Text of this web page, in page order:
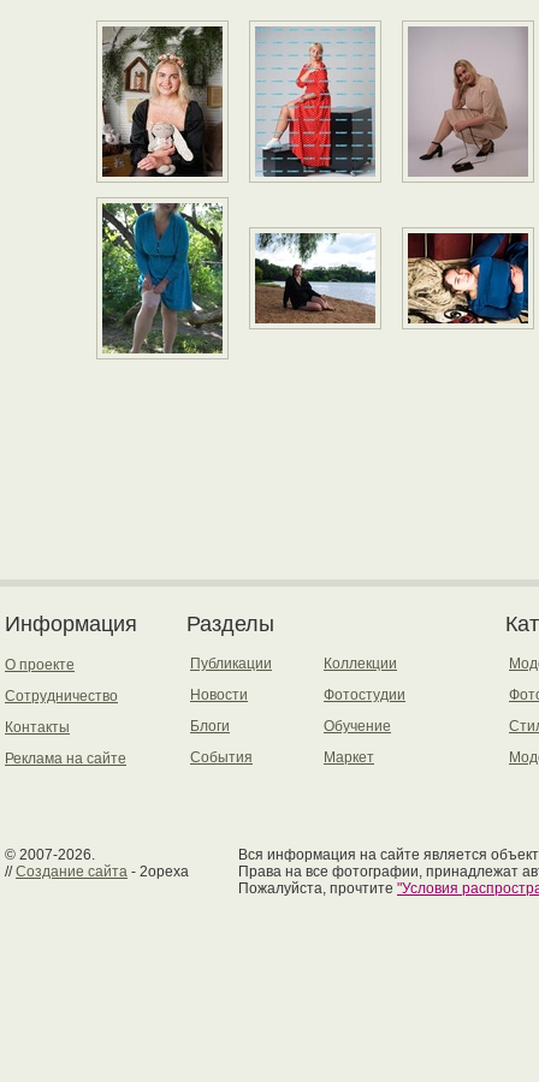
Информация
О проекте
Сотрудничество
Контакты
Реклама на сайте
Разделы
Публикации
Новости
Блоги
События
Коллекции
Фотостудии
Обучение
Маркет
© 2007-2026.
//Создание сайта - 2opexa
Вся информация на сайте является
Права на все фотографии, принадлежат
Пожалуйста, прочтите "Условия